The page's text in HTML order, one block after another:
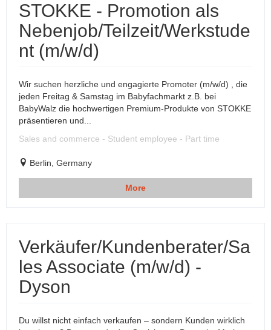
STOKKE - Promotion als
Nebenjob/Teilzeit/Werkstude
nt (m/w/d)
Wir suchen herzliche und engagierte Promoter (m/w/d) , die
jeden Freitag & Samstag im Babyfachmarkt z.B. bei
BabyWalz die hochwertigen Premium-Produkte von STOKKE
präsentieren und...
Sales and commerce - Student employee - Part time
Berlin, Germany
More
Verkäufer/Kundenberater/Sa
les Associate (m/w/d) -
Dyson
Du willst nicht einfach verkaufen – sondern Kunden wirklich